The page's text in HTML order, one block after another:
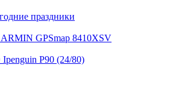
праздники
GPSmap 8410XSV
P90 (24/80)